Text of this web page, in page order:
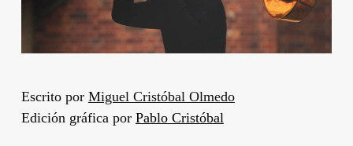
Escrito por Miguel Cristóbal Olmedo
Edición gráfica por Pablo Cristóbal